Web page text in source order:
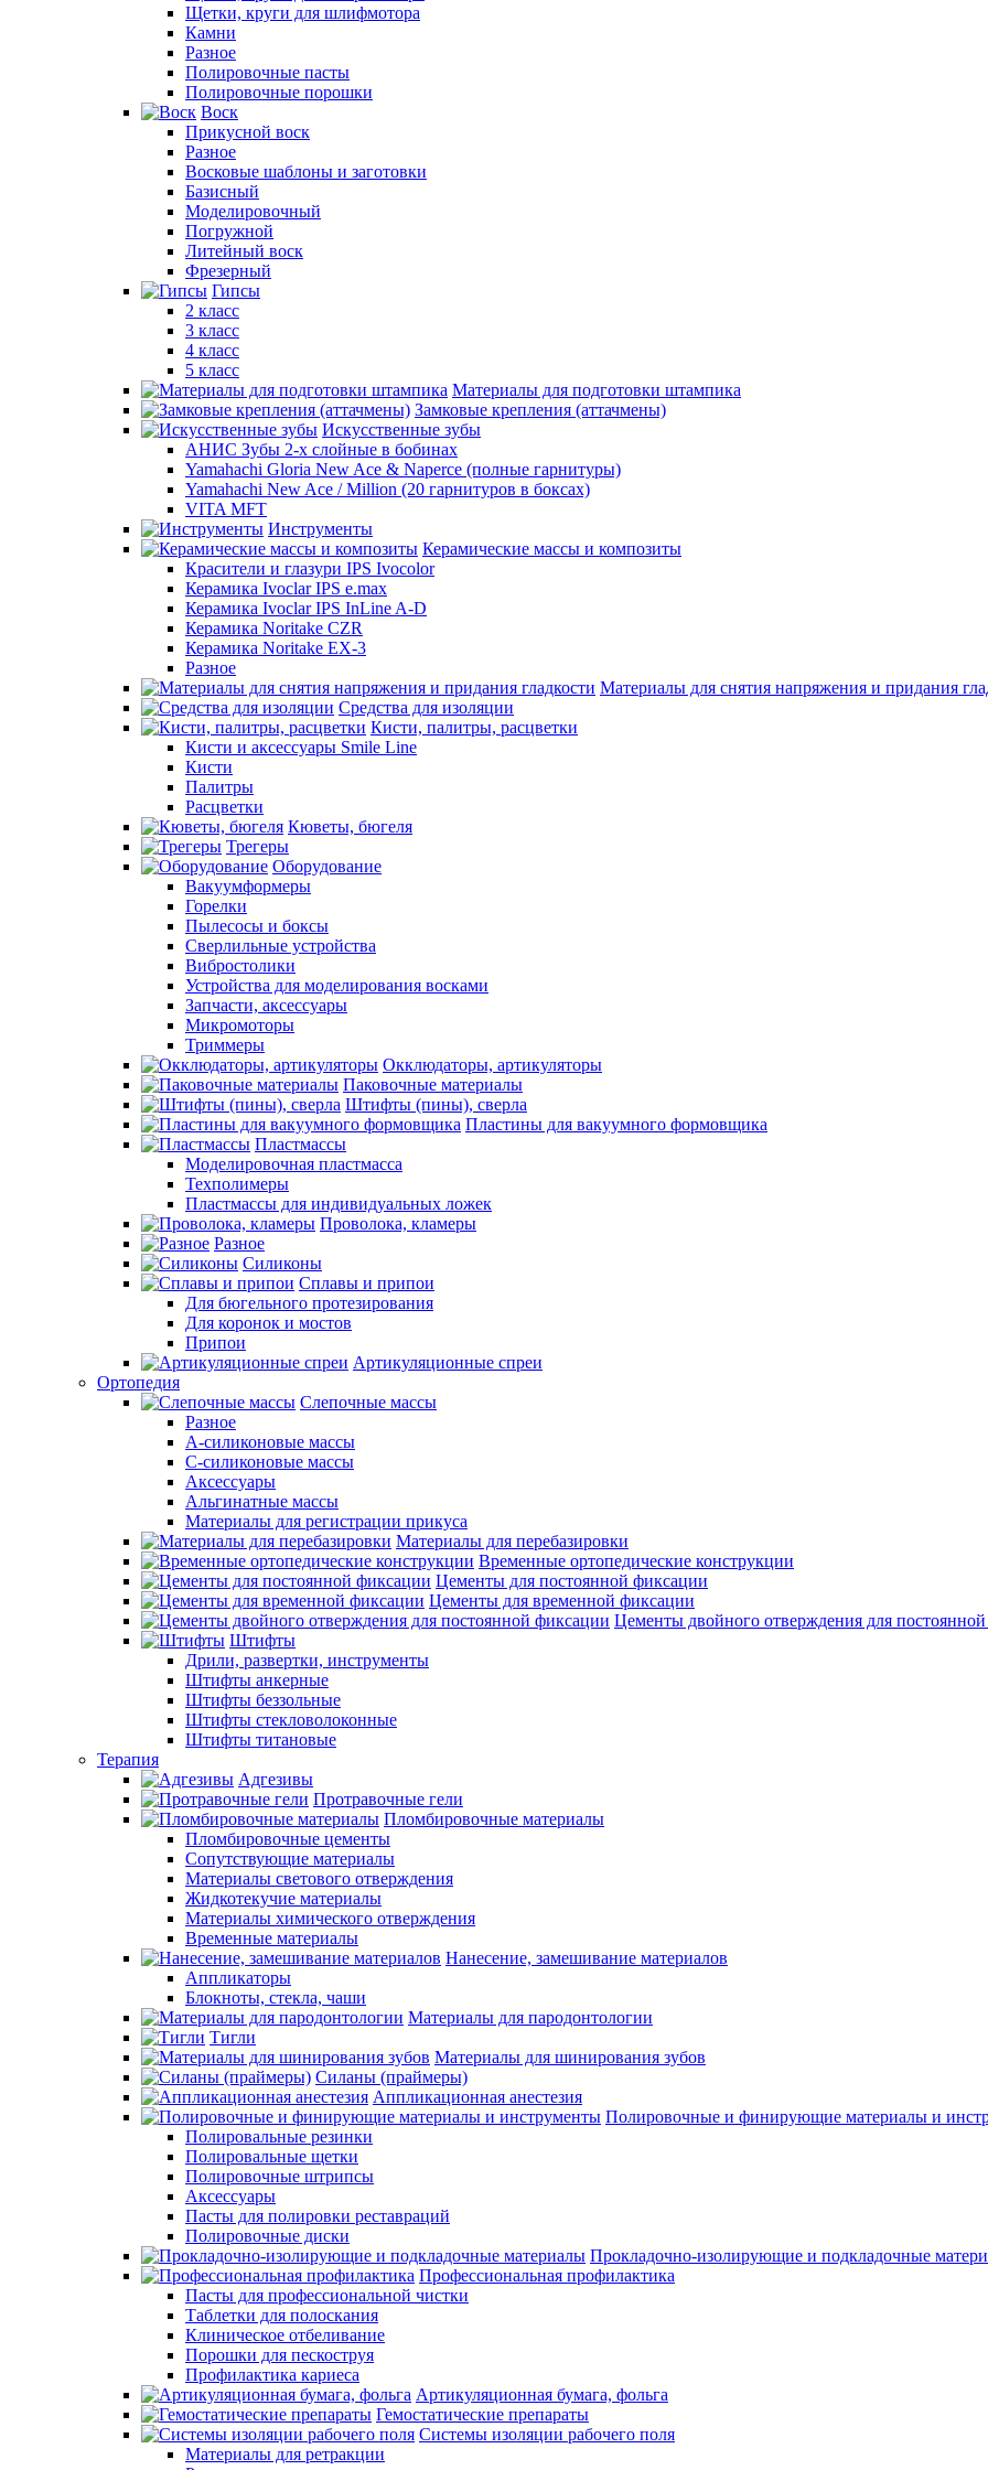
Щетки, круги для шлифмотора
Камни
Разное
Полировочные пасты
Полировочные порошки
Воск
Прикусной воск
Разное
Восковые шаблоны и заготовки
Базисный
Моделировочный
Погружной
Литейный воск
Фрезерный
Гипсы
2 класс
3 класс
4 класс
5 класс
Материалы для подготовки штампика
Замковые крепления (аттачмены)
Искусственные зубы
АНИС Зубы 2-х слойные в бобинах
Yamahachi Gloria New Ace & Naperce (полные гарнитуры)
Yamahachi New Ace / Million (20 гарнитуров в боксах)
VITA MFT
Инструменты
Керамические массы и композиты
Красители и глазури IPS Ivocolor
Керамика Ivoclar IPS e.max
Керамика Ivoclar IPS InLine A-D
Керамика Noritake CZR
Керамика Noritake EX-3
Разное
Материалы для снятия напряжения и придания
Средства для изоляции
Кисти, палитры, расцветки
Кисти и аксессуары Smile Line
Кисти
Палитры
Расцветки
Кюветы, бюгеля
Трегеры
Оборудование
Вакуумформеры
Горелки
Пылесосы и боксы
Сверлильные устройства
Вибростолики
Устройства для моделирования восками
Запчасти, аксессуары
Микромоторы
Триммеры
Окклюдаторы, артикуляторы
Паковочные материалы
Штифты (пины), сверла
Пластины для вакуумного формовщика
Пластмассы
Моделировочная пластмасса
Техполимеры
Пластмассы для индивидуальных ложек
Проволока, кламеры
Разное
Силиконы
Сплавы и припои
Для бюгельного протезирования
Для коронок и мостов
Припои
Артикуляционные спреи
Ортопедия
Слепочные массы
Разное
А-силиконовые массы
С-силиконовые массы
Аксессуары
Альгинатные массы
Материалы для регистрации прикуса
Материалы для перебазировки
Временные ортопедические конструкции
Цементы для постоянной фиксации
Цементы для временной фиксации
Цементы двойного отверждения для
Штифты
Дрили, развертки, инструменты
Штифты анкерные
Штифты беззольные
Штифты стекловолоконные
Штифты титановые
Терапия
Адгезивы
Протравочные гели
Пломбировочные материалы
Пломбировочные цементы
Сопутствующие материалы
Материалы светового отверждения
Жидкотекучие материалы
Материалы химического отверждения
Временные материалы
Нанесение, замешивание материалов
Аппликаторы
Блокноты, стекла, чаши
Материалы для пародонтологии
Тигли
Материалы для шинирования зубов
Силаны (праймеры)
Аппликационная анестезия
Полировочные и финирующие материалы и
Полировальные резинки
Полировальные щетки
Полировочные штрипсы
Аксессуары
Пасты для полировки реставраций
Полировочные диски
Прокладочно-изолирующие и подкладочные
Профессиональная профилактика
Пасты для профессиональной чистки
Таблетки для полоскания
Клиническое отбеливание
Порошки для пескоструя
Профилактика кариеса
Артикуляционная бумага, фольга
Гемостатические препараты
Системы изоляции рабочего поля
Материалы для ретракции